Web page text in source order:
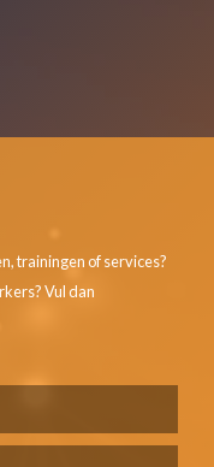
trainingen of services?
Vul dan